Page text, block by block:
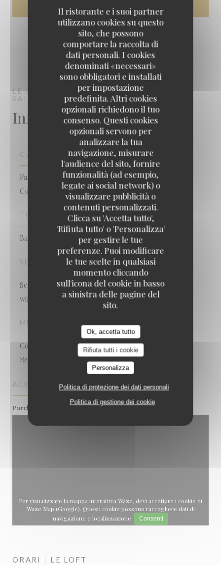
Il ristorante e i suoi partner
utilizzano cookies su questo
sito, che possono
comportare la raccolta di
dati personali. I cookies
denominati «necessari»
sono obbligatori e installati
per impostazione
predefinita. Altri cookies
opzionali richiedono il tuo
consenso. Questi cookies
opzionali servono per
analizzare la tua
navigazione, misurare
l'audience del sito, fornire
funzionalità (ad esempio,
legate ai social network) o
visualizzare pubblicità o
contenuti personalizzati.
Clicca su 'Accetta tutto',
'Rifiuta tutto' o 'Personalizza'
per gestire le tue
preferenze. Puoi modificare
le tue scelte in qualsiasi
momento cliccando
sull'icona del cookie in basso
a sinistra delle pagine del
sito.
Ok, accetta tutto
Rifiuta tutti i cookie
Personalizza
Politica di protezione dei dati personali
Politica di gestione dei cookie
LE LOFT
BAR BRASSERIE RESTAURANT
SAINT-BRICE-SOUS-FORÊT
Informazioni pratiche
CUCINA
Fatto in casa, Tradizionale cucina creativa francese,
Cucina tradizionale
TIPOLOGIA
Bar Brasserie Restaurant
SERVIZI
Serata, Privatizzazione, Accesso disabili, Connessione
wifi, Terrazzo, Ampio parcheggio privato
METODO DI PAGAMENTO
Contactless Payment, Eurocard / Mastercard, Titoli
Restaurant, Buoni pasto, Contanti, Bancomat
ACCESSO
Parcheggio grand parking gratuit
Per visualizzare la mappa interattiva Waze, devi accettare i cookie di
Waze Map (Google). Questi cookie possono raccogliere dati di
navigazione e localizzazione.
Consenti
ORARI LE LOFT